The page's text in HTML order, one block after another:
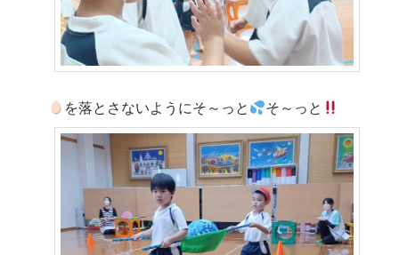
を落とさないようにそ～っと そ～っと